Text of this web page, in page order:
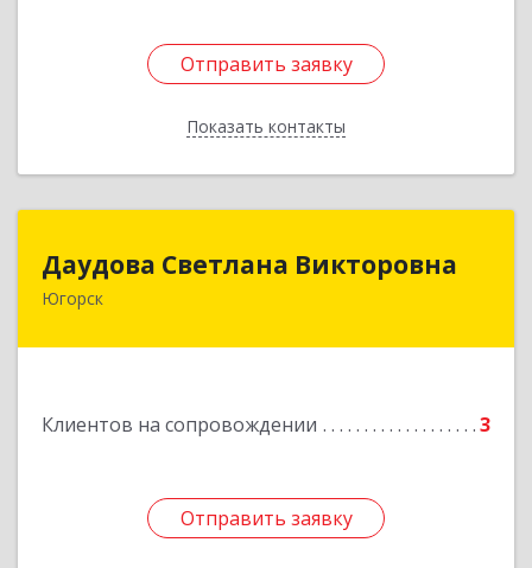
Отправить заявку
Показать контакты
Отправить заявку
Назад
Даудова Светлана Викторовна
Югорск
Клиентов на сопровождении 3
Отправить заявку
Отправить заявку